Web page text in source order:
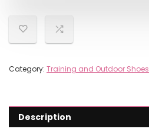
Category: Training and Outdoor Shoes
Description